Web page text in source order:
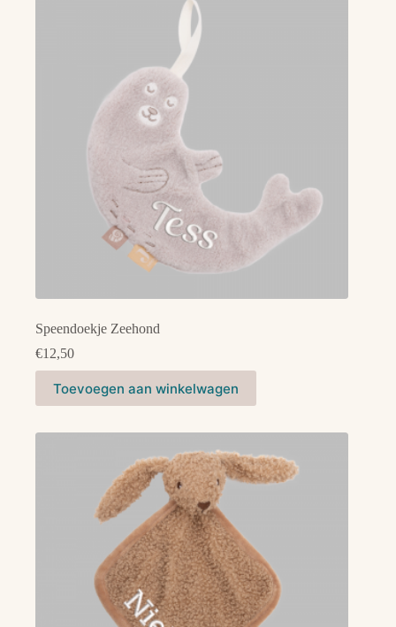
Speendoekje Zeehond
€12,50
Toevoegen aan winkelwagen